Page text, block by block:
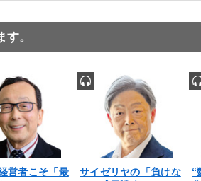
。
営者こそ「最
サイゼリヤの「負けな
“